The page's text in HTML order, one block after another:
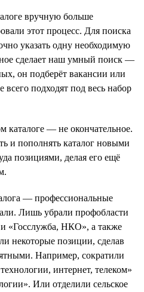
вручную больше
этот процесс. Для поиска
указать одну необходимую
сделает наш умный поиск —
он подберёт вакансии или
подходят под весь набор
каталоге — не окончательное.
и пополнять каталог новыми
позициями, делая его ещё
— профессиональные
Лишь убрали профобласти
«Госслужба, НКО», а также
некоторые позиции, сделав
Например, сократили
интернет, телеком»
Или отделили сельское